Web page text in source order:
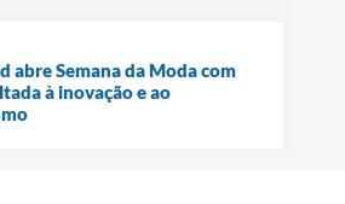
abre Semana da Moda com
à inovação e ao